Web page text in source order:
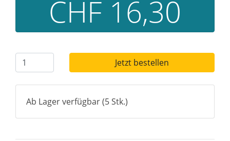
CHF 16,30
Jetzt bestellen
Ab Lager verfügbar (5 Stk.)